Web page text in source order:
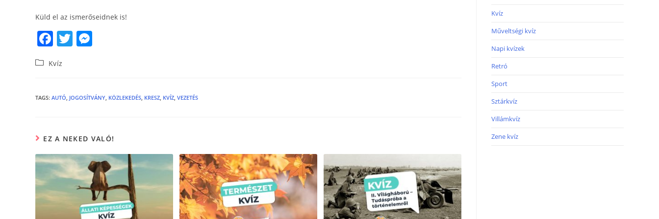
Küld el az ismerőseidnek is!
F
c
b
o
k
T
n
er
Kvíz
TAGS: AUTÓ, JOGOSÍTVÁNY, KÖZLEKEDÉS, KRESZ, KVÍZ, VEZETÉS
EZ A NEKED VALÓ!
Kvíz
Műveltségi kvíz
Napi kvízek
Retró
Sport
Sztárkvíz
Villámkvíz
Zene kvíz